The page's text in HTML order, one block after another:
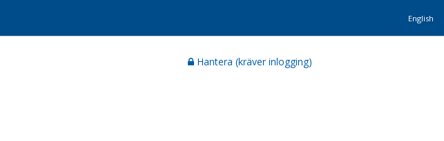
English
Hantera (kräver inlogging)